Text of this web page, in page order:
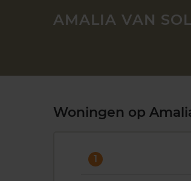
AMALIA VAN
Woningen op
1